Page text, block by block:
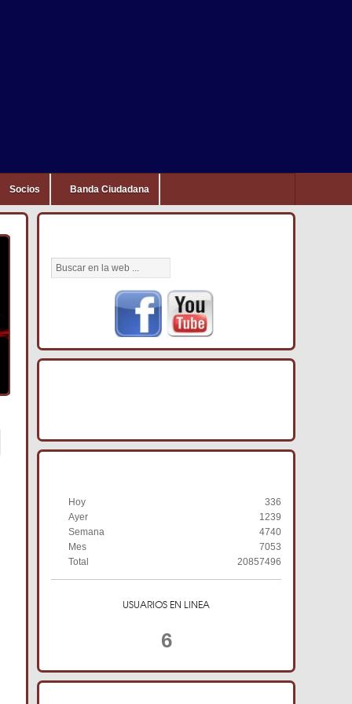
Socios Banda Ciudadana
Hoy
336
Ayer
1239
Semana
4740
Mes
7053
Total
20857496
USUARIOS EN LINEA
6